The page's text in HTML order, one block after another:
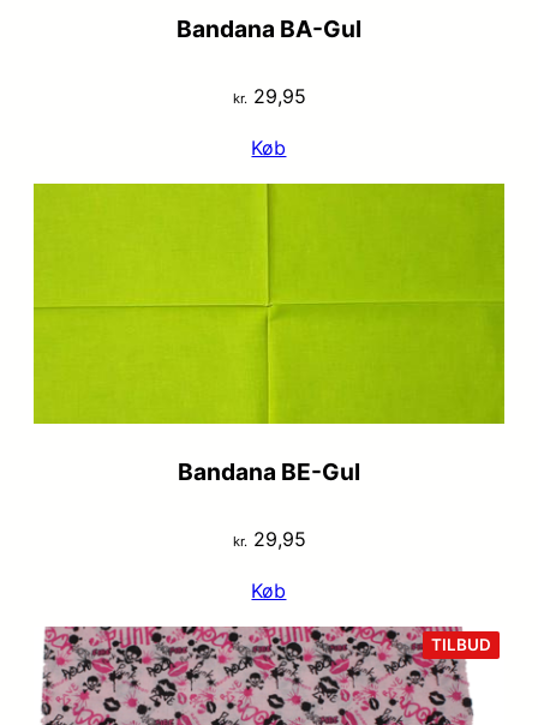
Bandana BA-Gul
kr. 29,95
Køb
Bandana BE-Gul
kr.29,95
Køb
TILBUD
PÅ